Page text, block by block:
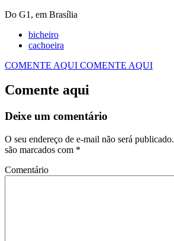
Do G1, em Brasília
bicheiro
cachoeira
COMENTE AQUI COMENTE AQUI
Comente aqui
Deixe um comentário
O seu endereço de e-mail não será publicado.
são marcados com *
Comentário